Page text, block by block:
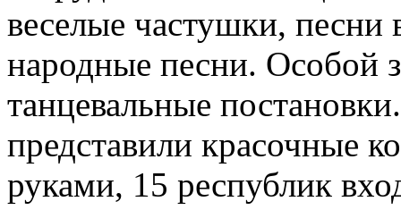
веселые частушки,
народные песни. Особой
танцевальные
представили красочные
руками, 15 республик